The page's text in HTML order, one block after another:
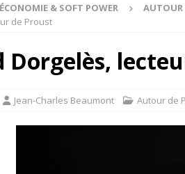
ÉCONOMIE & SOFT POWER AUTOUR
de Proust
Dorgelès,
Jean-Charles Beaumont Autour de